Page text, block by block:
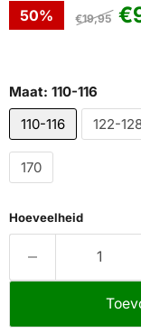
50% €19,95
Maat: 110-116
110-116
122-
170
Hoeveelheid